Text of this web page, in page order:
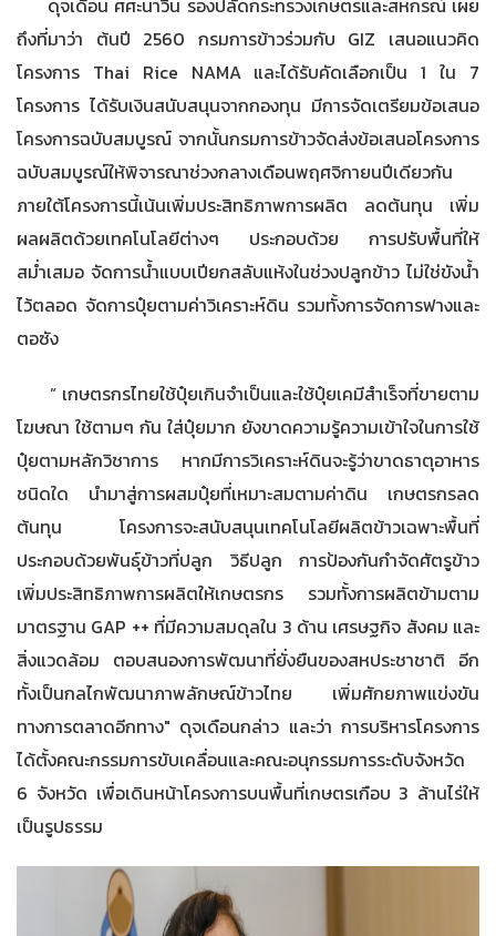
ดุจเดือน ศศะนาวิน รองปลัดกระทรวงเกษตรและสหกรณ์ เผย
ถึงที่มาว่า ต้นปี 2560 กรมการข้าวร่วมกับ GIZ เสนอแนวคิด
โครงการ Thai Rice NAMA และได้รับคัดเลือกเป็น 1 ใน 7
โครงการ ได้รับเงินสนับสนุนจากกองทุน มีการจัดเตรียมข้อเสนอ
โครงการฉบับสมบูรณ์ จากนั้นกรมการข้าวจัดส่งข้อเสนอโครงการ
ฉบับสมบูรณ์ให้พิจารณาช่วงกลางเดือนพฤศจิกายนปีเดียวกัน
ภายใต้โครงการนี้เน้นเพิ่มประสิทธิภาพการผลิต ลดต้นทุน เพิ่ม
ผลผลิตด้วยเทคโนโลยีต่างๆ ประกอบด้วย การปรับพื้นที่ให้
สม่ำเสมอ จัดการน้ำแบบเปียกสลับแห้งในช่วงปลูกข้าว ไม่ใช่ขังน้ำ
ไว้ตลอด จัดการปุ๋ยตามค่าวิเคราะห์ดิน รวมทั้งการจัดการฟางและ
ตอซัง
“ เกษตรกรไทยใช้ปุ๋ยเกินจำเป็นและใช้ปุ๋ยเคมีสำเร็จที่ขายตาม
โฆษณา ใช้ตามๆ กัน ใส่ปุ๋ยมาก ยังขาดความรู้ความเข้าใจในการใช้
ปุ๋ยตามหลักวิชาการ หากมีการวิเคราะห์ดินจะรู้ว่าขาดธาตุอาหาร
ชนิดใด นำมาสู่การผสมปุ๋ยที่เหมาะสมตามค่าดิน เกษตรกรลด
ต้นทุน โครงการจะสนับสนุนเทคโนโลยีผลิตข้าวเฉพาะพื้นที่
ประกอบด้วยพันธุ์ข้าวที่ปลูก วิธีปลูก การป้องกันกำจัดศัตรูข้าว
เพิ่มประสิทธิภาพการผลิตให้เกษตรกร รวมทั้งการผลิตข้ามตาม
มาตรฐาน GAP ++ ที่มีความสมดุลใน 3 ด้าน เศรษฐกิจ สังคม และ
สิ่งแวดล้อม ตอบสนองการพัฒนาที่ยั่งยืนของสหประชาชาติ อีก
ทั้งเป็นกลไกพัฒนาภาพลักษณ์ข้าวไทย เพิ่มศักยภาพแข่งขัน
ทางการตลาดอีกทาง" ดุจเดือนกล่าว และว่า การบริหารโครงการ
ได้ตั้งคณะกรรมการขับเคลื่อนและคณะอนุกรรมการระดับจังหวัด
6 จังหวัด เพื่อเดินหน้าโครงการบนพื้นที่เกษตรเกือบ 3 ล้านไร่ให้
เป็นรูปธรรม